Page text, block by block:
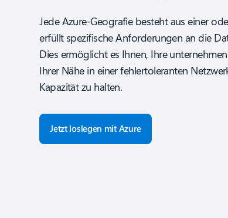
Jede Azure-Geografie besteht aus einer
erfüllt spezifische Anforderungen an die
Dies ermöglicht es Ihnen, Ihre
Ihrer Nähe in einer fehlertoleranten
Kapazität zu halten.
Jetzt loslegen mit Azure